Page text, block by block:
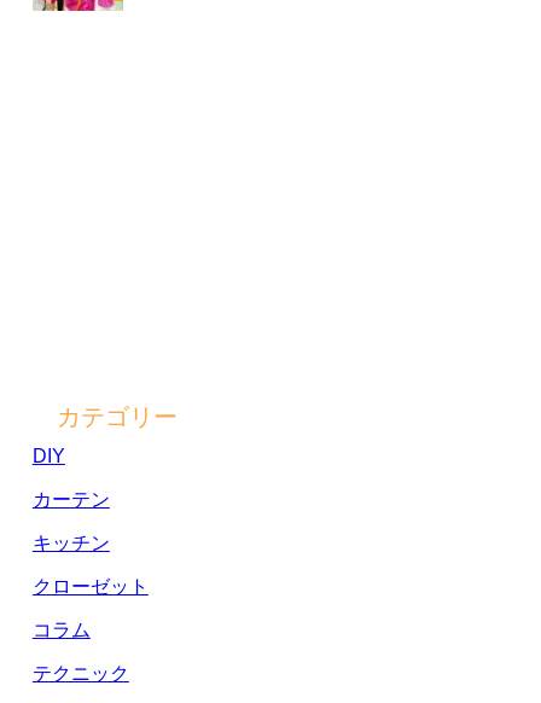
カテゴリー
DIY
カーテン
キッチン
クローゼット
コラム
テクニック